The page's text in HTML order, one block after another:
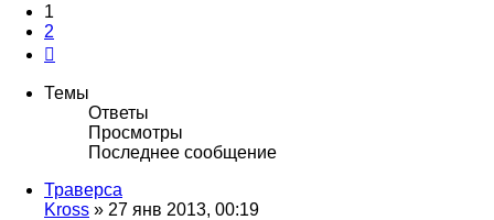
1
2
Темы
Ответы
Просмотры
Последнее сообщение
Траверса
Kross » 27 янв 2013, 00:19